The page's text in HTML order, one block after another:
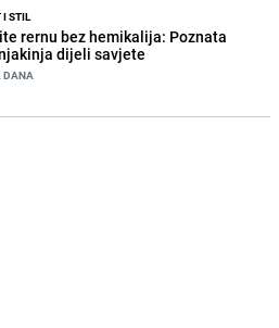
I STIL
rernu bez hemikalija: Poznata
dijeli savjete
DANA